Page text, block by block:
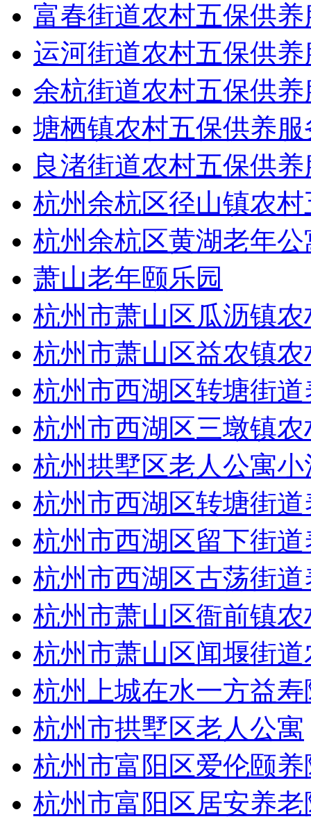
富春街道农村五保供
运河街道农村五保供
余杭街道农村五保供
塘栖镇农村五保供养
良渚街道农村五保供
杭州余杭区径山镇农
杭州余杭区黄湖老年公
萧山老年颐乐园
杭州市萧山区瓜沥镇
杭州市萧山区益农镇
杭州市西湖区转塘街
杭州市西湖区三墩镇
杭州拱墅区老人公寓小
杭州市西湖区转塘街
杭州市西湖区留下街
杭州市西湖区古荡街
杭州市萧山区衙前镇
杭州市萧山区闻堰街
杭州上城在水一方益寿
杭州市拱墅区老人公寓
杭州市富阳区爱伦颐养
杭州市富阳区居安养老